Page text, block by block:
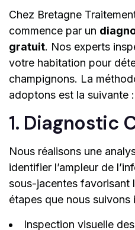
Chez Bretagne
commence par un
gratuit. Nos experts
votre habitation pour
champignons. La
adoptons est la suivante :
1. Diagnostic
Nous réalisons une
identifier l’ampleur de
sous-jacentes favorisant
étapes que nous suivons
Inspection visuelle